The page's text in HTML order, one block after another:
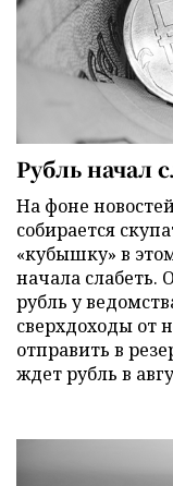
Рубль начал
На фоне
собирается
«кубышку» в
начала слабеть.
рубль у
сверхдоходы от
отправить в
ждет рубль в